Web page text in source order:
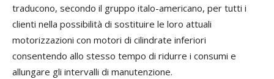
traducono, secondo il gruppo italo-americano, per tutti i
clienti nella possibilità di sostituire le loro attuali
motorizzazioni con motori di cilindrate inferiori
consentendo allo stesso tempo di ridurre i consumi e
allungare gli intervalli di manutenzione.